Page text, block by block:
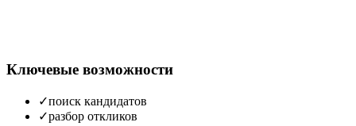
Ключевые возможности
✓поиск кандидатов
✓разбор откликов